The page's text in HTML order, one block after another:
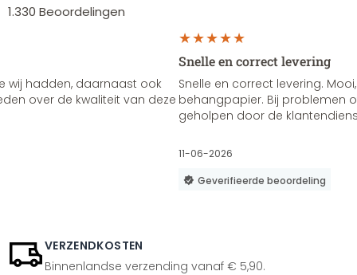
1.330 Beoordelingen
wij hadden, daarnaast ook
over de kwaliteit van deze
Snelle en correct levering
Snelle en correct levering.
behangpapier. Bij problemen
geholpen door de
11-06-2026
Geverifieerde beoordeling
VERZENDKOSTEN
Binnenlandse verzending vanaf € 5,90.